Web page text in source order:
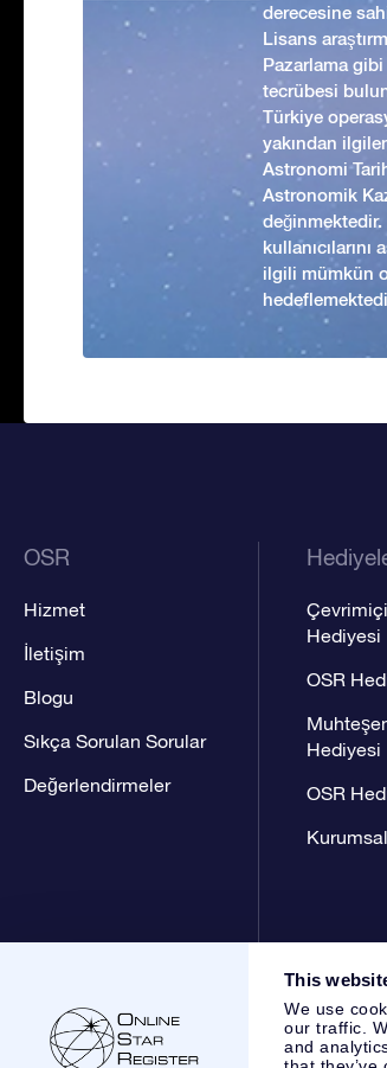
This
We use
our traffic.
and
derecesine
Lisans
Pazarlama gibi
tecrübesi
Türkiye
yakından
Astronomi
Astronomik
ilgili mümkün
OSR
Hizmet
İletişim
Blogu
Sıkça Sorulan Sorular
Değerlendirmeler
Çevrimiçi
Hediyesi
OSR
Hediyesi
OSR